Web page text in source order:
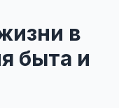
в
быта и